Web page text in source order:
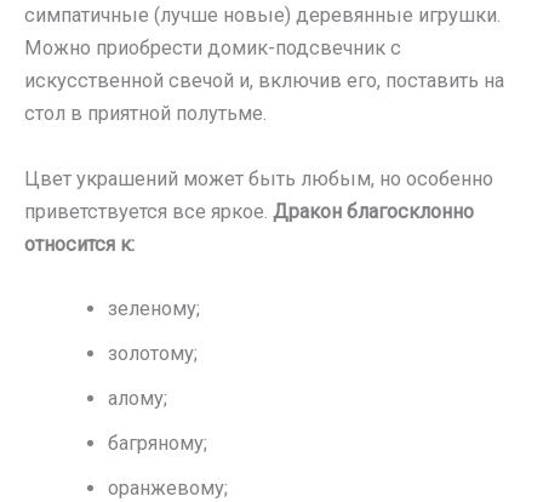
симпатичные (лучше новые) деревянные игрушки.
Можно приобрести домик-подсвечник с
искусственной свечой и, включив его, поставить на
стол в приятной полутьме.
Цвет украшений может быть любым, но особенно
приветствуется все яркое. Дракон благосклонно
относится к:
зеленому;
золотому;
алому;
багряному;
оранжевому;